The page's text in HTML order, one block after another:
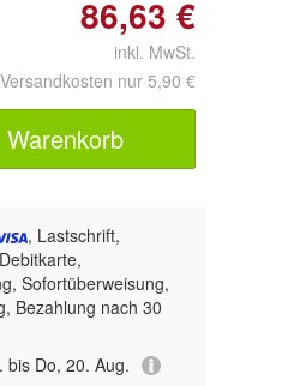
86,63 €
inkl. MwSt.
Versandkosten nur 5,90 €
Warenkorb
, Lastschrift,
Sofortüberweisung,
Bezahlung nach 30
bis Do, 20. Aug.